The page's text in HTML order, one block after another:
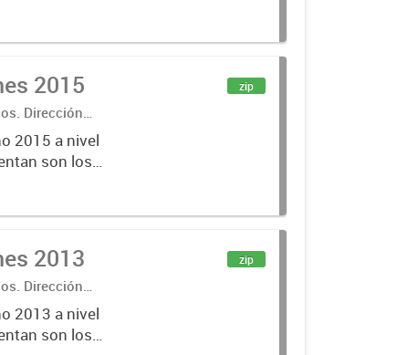
2015
Dirección
2015 a nivel
son los
zip
2013
Dirección
2013 a nivel
son los
zip